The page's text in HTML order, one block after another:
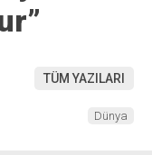
TÜM YAZILARI
Dünya